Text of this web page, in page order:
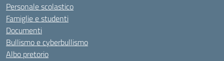
Personale scolastico
Famiglie e studenti
Documenti
Bullismo e cyberbullismo
Albo pretorio